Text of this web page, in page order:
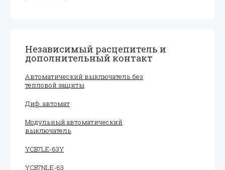
Независимый расцепитель и
дополнительный контакт
Автоматический выключатель без
тепловой защиты
Диф. автомат
Модульный автоматический
выключатель
YCB7LE-63Y
YCB7NLE-63